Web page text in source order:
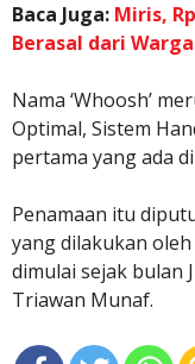
Baca Juga: Miris,
Berasal dari
Nama ‘Whoosh’
Optimal, Sistem
pertama yang ada
Penamaan itu
yang dilakukan
dimulai sejak bulan
Triawan Munaf.